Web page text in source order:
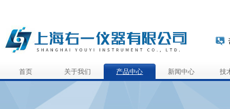
首页 关于我们 产品中心 新闻中心 技